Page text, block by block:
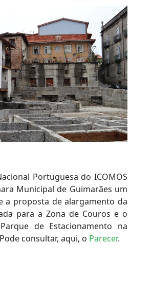
Portuguesa do ICOMOS
Municipal de Guimarães um
a proposta de alargamento da
para a Zona de Couros e o
de Estacionamento na
consultar, aqui, o Parecer.